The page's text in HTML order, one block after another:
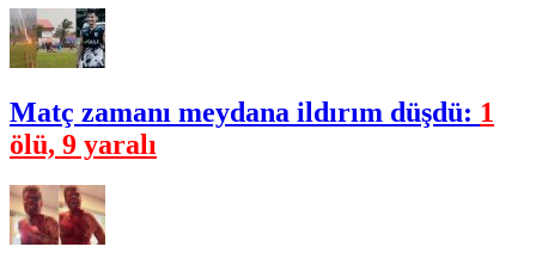
Matç zamanı meydana ildırım düşdü: 1
ölü, 9 yaralı